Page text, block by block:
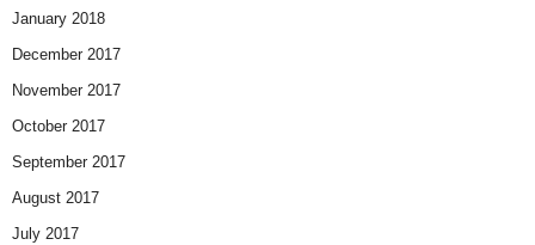
January 2018
December 2017
November 2017
October 2017
September 2017
August 2017
July 2017